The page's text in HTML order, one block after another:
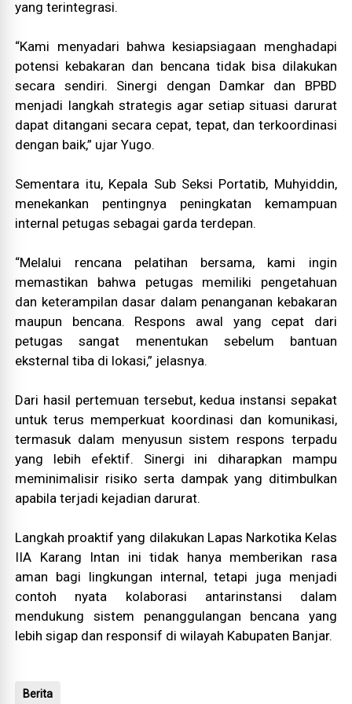
yang terintegrasi.
“Kami menyadari bahwa kesiapsiagaan menghadapi
potensi kebakaran dan bencana tidak bisa dilakukan
secara sendiri. Sinergi dengan Damkar dan BPBD
menjadi langkah strategis agar setiap situasi darurat
dapat ditangani secara cepat, tepat, dan terkoordinasi
dengan baik,” ujar Yugo.
Sementara itu, Kepala Sub Seksi Portatib, Muhyiddin,
menekankan pentingnya peningkatan kemampuan
internal petugas sebagai garda terdepan.
“Melalui rencana pelatihan bersama, kami ingin
memastikan bahwa petugas memiliki pengetahuan
dan keterampilan dasar dalam penanganan kebakaran
maupun bencana. Respons awal yang cepat dari
petugas sangat menentukan sebelum bantuan
eksternal tiba di lokasi,” jelasnya.
Dari hasil pertemuan tersebut, kedua instansi sepakat
untuk terus memperkuat koordinasi dan komunikasi,
termasuk dalam menyusun sistem respons terpadu
yang lebih efektif. Sinergi ini diharapkan mampu
meminimalisir risiko serta dampak yang ditimbulkan
apabila terjadi kejadian darurat.
Langkah proaktif yang dilakukan Lapas Narkotika Kelas
IIA Karang Intan ini tidak hanya memberikan rasa
aman bagi lingkungan internal, tetapi juga menjadi
contoh nyata kolaborasi antarinstansi dalam
mendukung sistem penanggulangan bencana yang
lebih sigap dan responsif di wilayah Kabupaten Banjar.
Berita